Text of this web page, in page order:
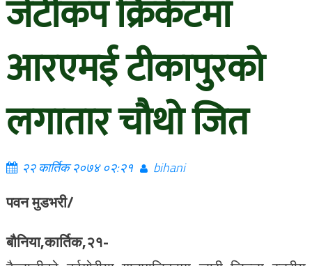
जेटीकप क्रिकेटमा
आरएमई टीकापुरको
लगातार चौथो जित
२२ कार्तिक २०७४ ०२:२१ bihani
पवन मुडभरी/
बौनिया,कार्तिक,२१-